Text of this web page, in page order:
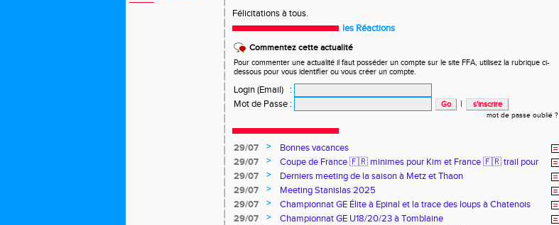
Félicitations à tous.
les Réactions
Commentez cette actualité
Pour commenter une actualité il faut posséder un compte sur le site FFA, utilisez la rubrique ci-
dessous pour vous identifier ou vous créer un compte.
Login (Email)
:
Mot de Passe : |
mot de passe oublié ?
29/07 >
Bonnes vacances
29/07
>
Coupe de France 🇫🇷 minimes pour Kim et France 🇫🇷 trail pour
Franck
29/07 >
Derniers meeting de la saison à Metz et Thaon
29/07
>
Meeting Stanislas 2025
29/07
>
Championnat GE Élite à Epinal et la trace des loups à Chatenois
29/07
>
Championnat GE U18/20/23 à Tomblaine